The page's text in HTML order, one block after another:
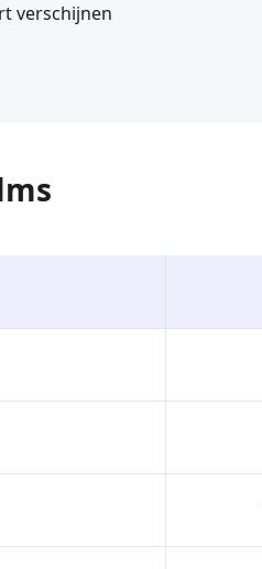
verschijnen